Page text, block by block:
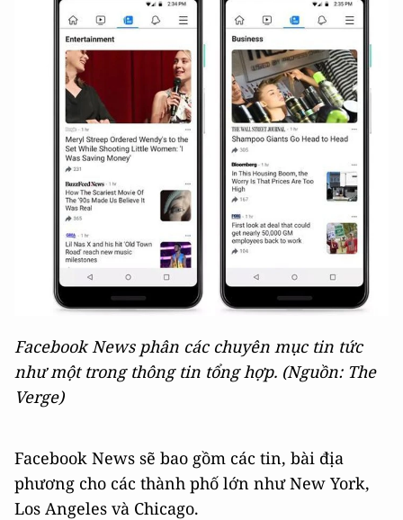
Facebook News phân các chuyên mục tin tức
như một trong thông tin tổng hợp. (Nguồn: The
Verge)
Facebook News sẽ bao gồm các tin, bài địa
phương cho các thành phố lớn như New York,
Los Angeles và Chicago.